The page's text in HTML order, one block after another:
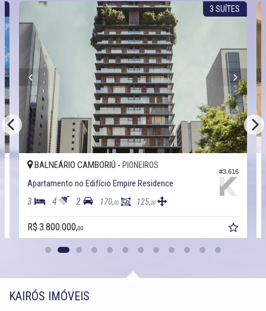
3 SUÍTES
#3.616
BALNEÁRIO CAMBORIÚ - PIONEIROS
Apartamento no Edifício Empire Residence
3 4 2 170,00 125,00
R$ 3.800.000,00
KAIRÓS IMÓVEIS